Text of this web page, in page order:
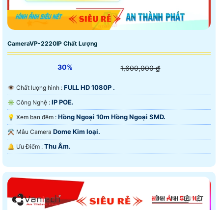
CameraVP-2220IP Chất Lượng
30% 1,600,000 ₫
👁 Chất lượng hình : FULL HD 1080P .
✳️ Công Nghệ : IP POE.
💡 Xem ban đêm : Hồng Ngoại 10m Hồng Ngoại SMD.
⚒ Mẫu Camera Dome Kim loại.
️🔔 Ưu Điểm : Thu Âm.